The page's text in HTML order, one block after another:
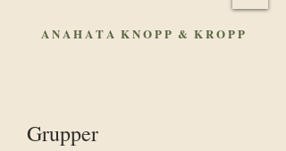
A N A H A T A K N O P P & K R O P P
Grupper